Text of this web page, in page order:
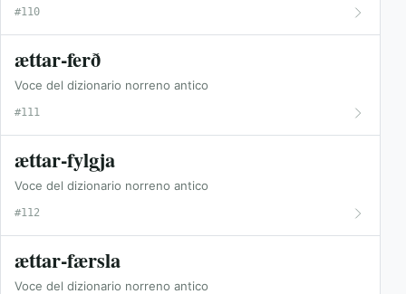
#110
ættar-ferð
Voce del dizionario norreno antico
#111
ættar-fylgja
Voce del dizionario norreno antico
#112
ættar-færsla
Voce del dizionario norreno antico